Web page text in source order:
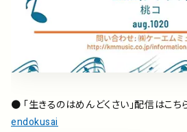
● 「生きるのはめんどくさい」配信はこち
endokusai